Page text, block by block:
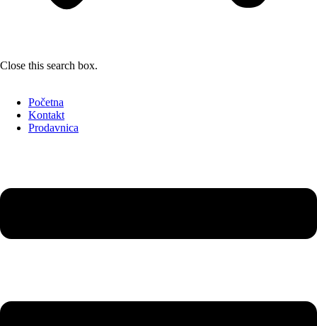
Close this search box.
Početna
Kontakt
Prodavnica